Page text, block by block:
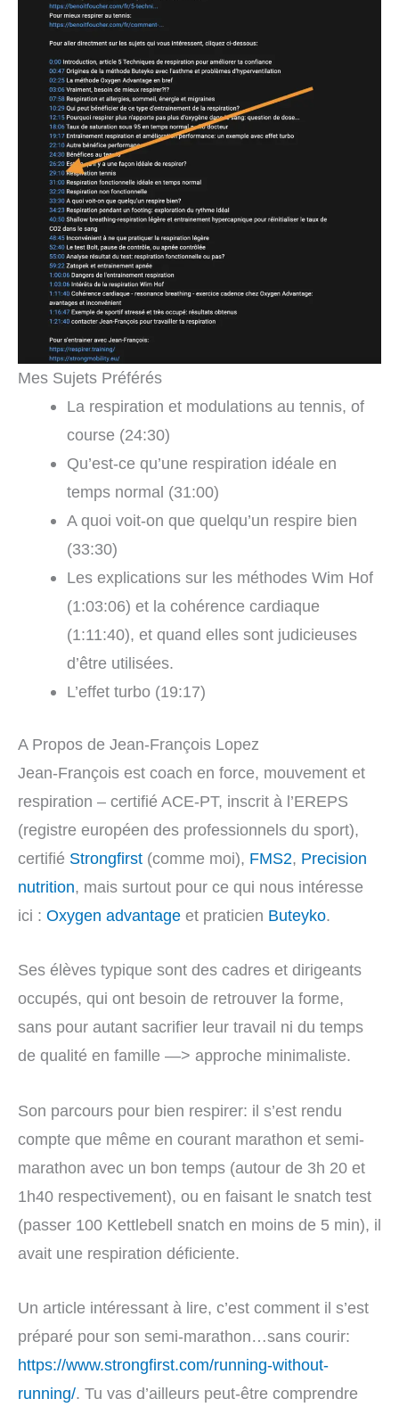
Mes Sujets Préférés
La respiration et modulations au tennis, of
course (24:30)
Qu’est-ce qu’une respiration idéale en
temps normal (31:00)
A quoi voit-on que quelqu’un respire bien
(33:30)
Les explications sur les méthodes Wim Hof
(1:03:06) et la cohérence cardiaque
(1:11:40), et quand elles sont judicieuses
d’être utilisées.
L’effet turbo (19:17)
A Propos de Jean-François Lopez
Jean-François est coach en force, mouvement et
respiration – certifié ACE-PT, inscrit à l’EREPS
(registre européen des professionnels du sport),
certifié Strongfirst (comme moi), FMS2, Precision
nutrition, mais surtout pour ce qui nous intéresse
ici : Oxygen advantage et praticien Buteyko.
Ses élèves typique sont des cadres et dirigeants
occupés, qui ont besoin de retrouver la forme,
sans pour autant sacrifier leur travail ni du temps
de qualité en famille —> approche minimaliste.
Son parcours pour bien respirer: il s’est rendu
compte que même en courant marathon et semi-
marathon avec un bon temps (autour de 3h 20 et
1h40 respectivement), ou en faisant le snatch test
(passer 100 Kettlebell snatch en moins de 5 min), il
avait une respiration déficiente.
Un article intéressant à lire, c’est comment il s’est
préparé pour son semi-marathon…sans courir:
https://www.strongfirst.com/running-without-
running/. Tu vas d’ailleurs peut-être comprendre